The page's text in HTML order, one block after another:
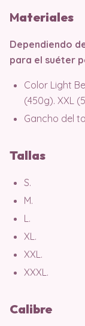
Materiales
Dependiendo
para el suéter
Color Light
(450g). XXL
Gancho del
Tallas
S.
M.
L.
XL.
XXL.
XXXL.
Calibre